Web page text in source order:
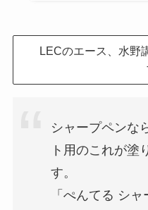
LECのエース、水野
シャープペンな
ト用のこれが塗
す。
「ぺんてる シ